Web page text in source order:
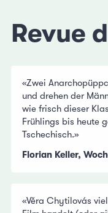
Revue
«Zwei
und drehen der
wie frisch dieser
Frühlings bis heute
Tschechisch.»
Florian Keller,
«Věra Chytilovás